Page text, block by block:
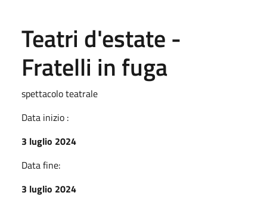
Teatri d'estate -
Fratelli in fuga
spettacolo teatrale
Data inizio :
3 luglio 2024
Data fine:
3 luglio 2024